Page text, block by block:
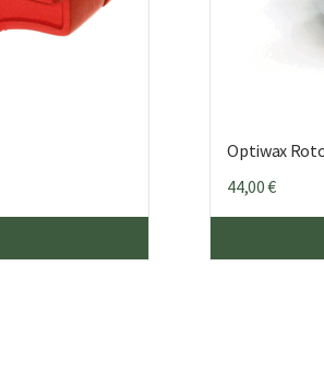
Optiwax
44,00€